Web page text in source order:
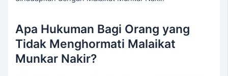
Apa Hukuman Bagi Orang yang
Tidak Menghormati Malaikat
Munkar Nakir?